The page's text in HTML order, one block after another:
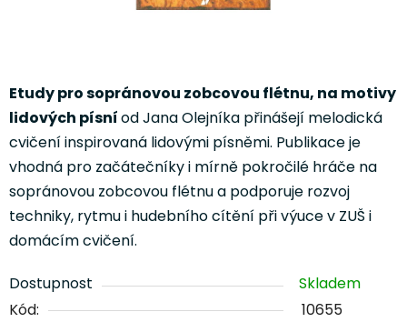
Etudy pro sopránovou zobcovou flétnu, na motivy
lidových písníodJana Olejníka přinášejí melodická
cvičení inspirovaná lidovými písněmi. Publikace je
vhodná pro začátečníky i mírně pokročilé hráče na
sopránovou zobcovou flétnu a podporuje rozvoj
techniky, rytmu i hudebního cítění při výuce v ZUŠ i
domácím cvičení.
Dostupnost
Skladem
Kód:
10655